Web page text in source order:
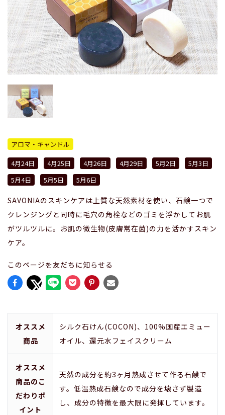
アロマ・キャンドル
4月24日
4月25日 4月26日 4月29日 5月2日
5月3日
5月4日
5月5日 5月6日
SAVONIAのスキンケアは上質な天然素材を使い、石鹸一つで
クレンジングと同時に毛穴の角栓などのゴミを浮かしてお肌
がツルツルに。お肌の微生物(皮膚常在菌)の力を活かすスキン
ケア。
このページを友だちに知らせる
オススメ
商品
シルク石けん(COCON)、100%国産エミュー
オイル、還元水フェイスクリーム
オススメ
商品のこ
だわりポ
イント
天然の成分を約3ヶ月熟成させて作る石鹸で
す。低温熟成石鹸なので成分を壊さず製造
し、成分の特徴を最大限に発揮しています。